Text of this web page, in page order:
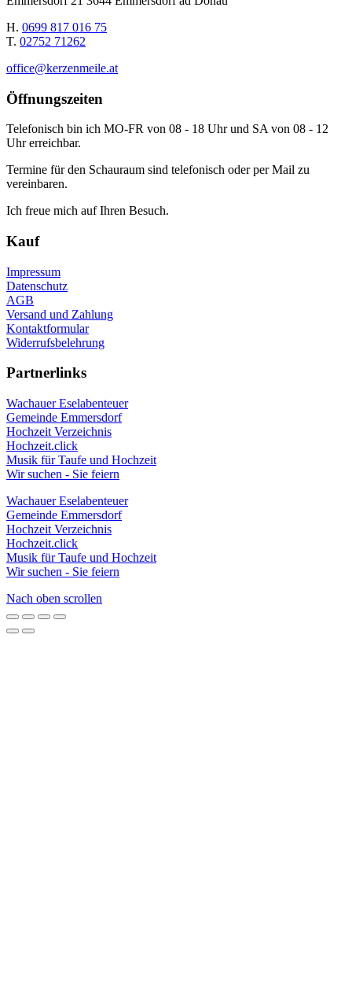
H. 0699 817 016 75
T. 02752 71262
office@kerzenmeile.at
Öffnungszeiten
Telefonisch bin ich MO-FR von 08 - 18 Uhr und SA von 08 - 12
Uhr erreichbar.
Termine für den Schauraum sind telefonisch oder per Mail zu
vereinbaren.
Ich freue mich auf Ihren Besuch.
Kauf
Impressum
Datenschutz
AGB
Versand und Zahlung
Kontaktformular
Widerrufsbelehrung
Partnerlinks
Wachauer Eselabenteuer
Gemeinde Emmersdorf
Hochzeit Verzeichnis
Hochzeit.click
Musik für Taufe und Hochzeit
Wir suchen - Sie feiern
Wachauer Eselabenteuer
Gemeinde Emmersdorf
Hochzeit Verzeichnis
Hochzeit.click
Musik für Taufe und Hochzeit
Wir suchen - Sie feiern
Nach oben scrollen